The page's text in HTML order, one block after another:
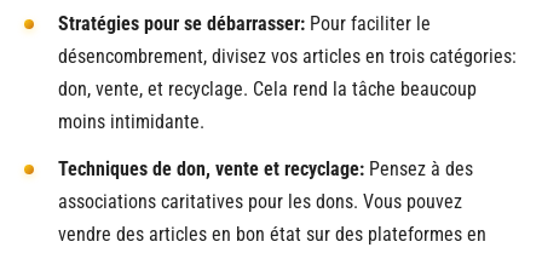
Stratégies pour se débarrasser: Pour faciliter le
désencombrement, divisez vos articles en trois catégories:
don, vente, et recyclage. Cela rend la tâche beaucoup
moins intimidante.
Techniques de don, vente et recyclage: Pensez à des
associations caritatives pour les dons. Vous pouvez
vendre des articles en bon état sur des plateformes en